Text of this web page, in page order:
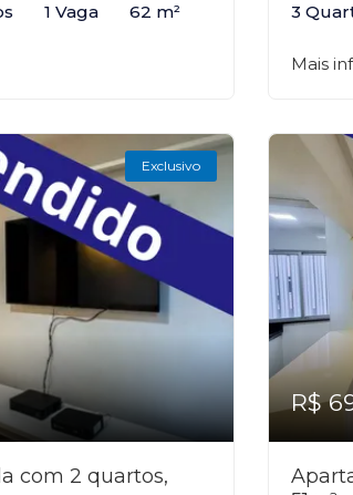
1 Vaga 62 m² 3
Mais
Exclusivo
com 2 quartos,
R$